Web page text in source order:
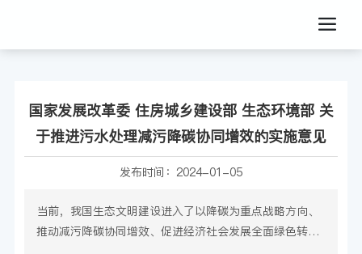
国家发展改革委 住房城乡建设部 生态环境部 关
于推进污水处理减污降碳协同增效的实施意见
发布时间： 2024-01-05
当前，我国生态文明建设进入了以降碳为重点战略方向、
推动减污降碳协同增效、促进经济社会发展全面绿色转